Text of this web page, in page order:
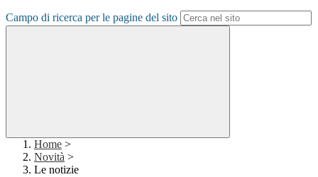
Campo di ricerca per le pagine del sito
Home >
Novità >
Le notizie